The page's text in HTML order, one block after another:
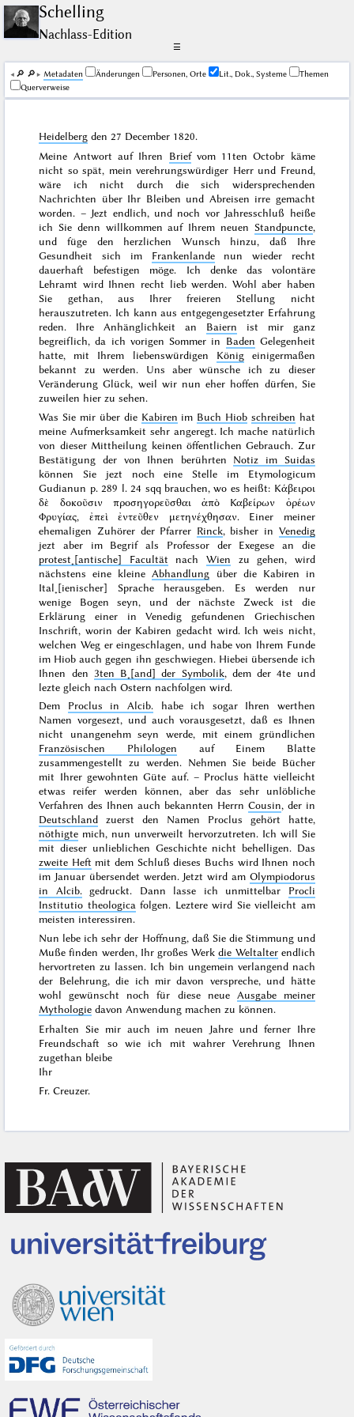
Schelling
Nachlass-Edition
☰
🔎︎ 🔎︎ Me­ta­da­ten Änderungen Personen, Orte Lit., Dok., Systeme
Themen
Querverweise
Heidelberg den27 December 1820.
Meine Antwort auf Ihren Briefvom 11ten Octobr käme
nicht so spät, mein verehrungswürdiger Herr und Freund,
wäre ich nicht durch die sich widersprechenden
Nachrichten über Ihr Bleiben und Abreisen irre gemacht
worden. – Jezt endlich, und noch vor Jahresschluß heiße
ich Sie denn willkommen auf Ihrem neuen Standpuncte,
und füge den herzlichen Wunsch hinzu, daß Ihre
Gesundheit sich im Frankenlandenun wieder recht
dauerhaft befestigen möge. Ich denke das volontäre
Lehramt wird Ihnen recht lieb werden. Wohl aber haben
Sie gethan, aus Ihrer freieren Stellung nicht
herauszutreten. Ich kann aus entgegengesetzter Erfahrung
reden. Ihre Anhänglichkeit an Baiern ist mir ganz
begreiflich, da ich vorigen Sommer in Baden Gelegenheit
hatte, mit Ihrem liebenswürdigen Königeinigermaßen
bekannt zu werden. Uns aber wünsche ich zu dieser
Veränderung Glück, weil wir nun eher hoffen dürfen, Sie
zuweilen hier zu sehen.
Was Sie mir über die Kabiren im Buch Hiob schreiben hat
meine Aufmerksamkeit sehr angeregt. Ich mache natürlich
von dieser Mittheilung keinen öffentlichen Gebrauch. Zur
Bestätigung der von Ihnen berührten Notiz im Suidas
können Sie jezt noch eine Stelle im Etymologicum
Gudianun p. 289 l. 24 sqq brauchen, wo es heißt: Κάβειροι
δὲ δοκοῦσιν προσηγορεῦσθαι ἀπὸ Καβείρων ὀρέων
Φρυγίας, ἐπεὶ ἐντεῦθεν μετηνέχθησαν. Einer meiner
ehemaligen Zuhörer der Pfarrer Rinck, bisher in Venedig
jezt aber im Begrif als Professor der Exegese an die
protest˖[antische] Facultät nach Wien zu gehen, wird
nächstens eine kleineAbhandlung über die Kabiren in
Ital˖[ienischer] Sprache herausgeben. Es werden nur
wenige Bogen seyn, und der nächste Zweck ist die
Erklärung einer in Venedig gefundenen Griechischen
Inschrift, worin der Kabiren gedacht wird. Ich weis nicht,
welchen Weg er eingeschlagen, und habe von Ihrem Funde
im Hiob auch gegen ihn geschwiegen. Hiebei übersende ich
Ihnen den 3ten B˖[and] der Symbolik, dem der 4te und
lezte gleich nachOstern nachfolgen wird.
Dem Proclus in Alcib.habe ich sogar Ihren werthen
Namen vorgesezt, und auch vorausgesetzt, daß es Ihnen
nicht unangenehm seyn werde, mit einem gründlichen
Französischen Philologen auf Einem Blatte
zusammengestelltzu werden. Nehmen Sie beide Bücher
mit Ihrer gewohnten Güte auf. – Proclus hätte vielleicht
etwas reifer werden können, aber das sehr unlöbliche
Verfahren des Ihnen auch bekannten Herrn Cousin, der in
Deutschland zuerst den Namen Proclus gehört hatte,
nöthigte mich, nun unverweilt hervorzutreten. Ich will Sie
mit dieser unlieblichen Geschichte nicht behelligen. Das
zweite Heft mit dem Schluß dieses Buchs wird Ihnen noch
im Januar übersendet werden. Jetzt wird am Olympiodorus
in Alcib.gedruckt. Dann lasse ich unmittelbar Procli
Institutio theologicafolgen. Leztere wird Sie vielleicht am
meisten interessiren.
Nun lebe ich sehr der Hoffnung, daß Sie die Stimmung und
Muße finden werden, Ihr großes Werkdie Weltalterendlich
hervortreten zu lassen. Ich bin ungemein verlangend nach
der Belehrung, die ich mir davon verspreche, und hätte
wohl gewünscht noch für diese neue Ausgabe meiner
Mythologie davon Anwendung machen zu können.
Erhalten Sie mir auch im neuen Jahreund ferner Ihre
Freundschaft so wie ich mit wahrer Verehrung Ihnen
zugethan bleibe
Ihr
Fr. Creuzer.